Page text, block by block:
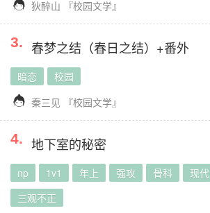
 狄醉山 『校园文学』
3. 春梦之结（春日之结）+番外
暗恋 校园
 秦三见 『校园文学』
4. 地下室的秘密
np 1v1 年上 强攻 骨科 现代
三观不正